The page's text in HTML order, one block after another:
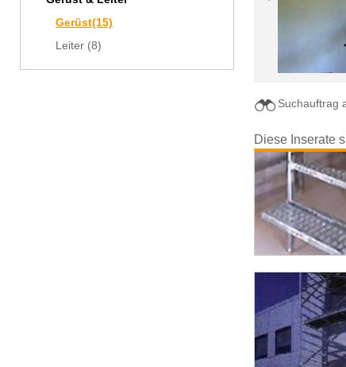
Gerüst(15)
Leiter (8)
Suchauftrag
Diese Inserate